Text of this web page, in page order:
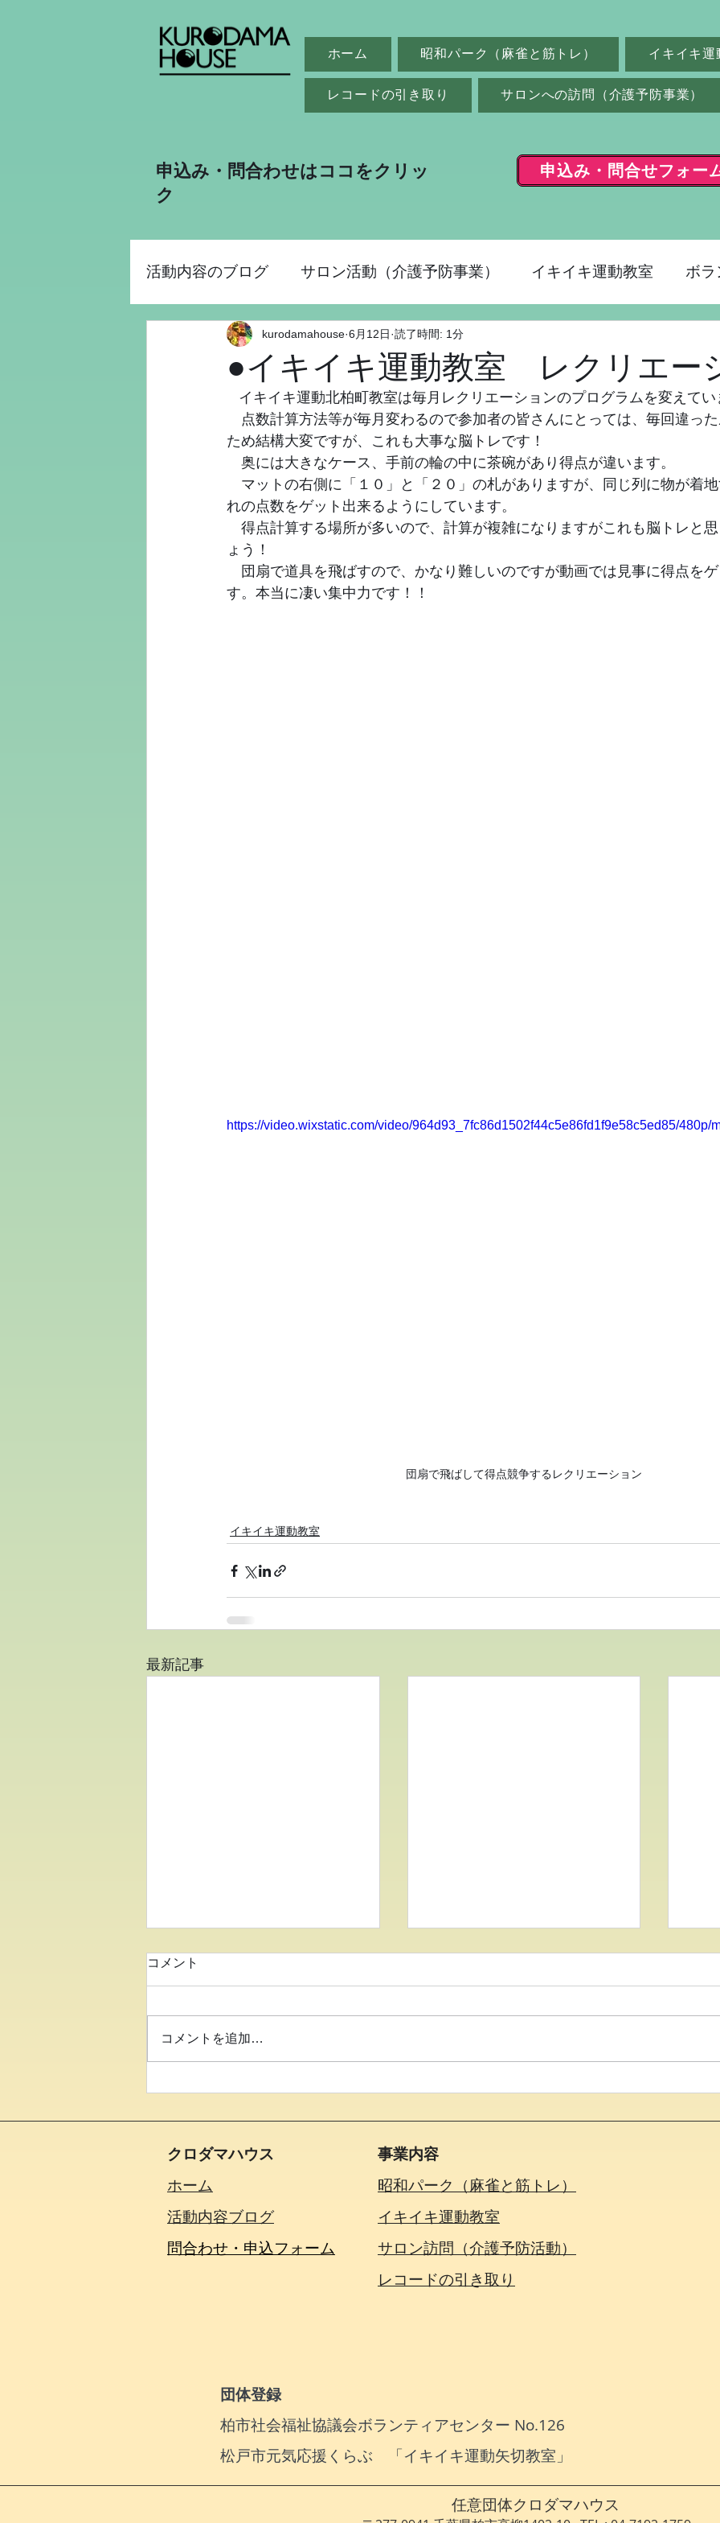
ホーム 昭和パーク（麻雀と筋トレ） イキイキ運
レコードの引き取り サロンへの訪問（介護予防事業）
申込み・問合わせはココをクリッ
ク
申込み・問合せフォー
活動内容のブログ サロン活動（介護予防事業） イキイキ運動教室 ボラ
助成金事業 昭和パーク（麻雀）
●イキイキ運動教室 レクリエー
kurodamahouse 6月12日 読了時間: 1分
イキイキ運動北柏町教室は毎月レクリエーションのプログラムを変えてい
点数計算方法等が毎月変わるので参加者の皆さんにとっては、毎回違っ
ため結構大変ですが、これも大事な脳トレです！
奥には大きなケース、手前の輪の中に茶碗があり得点が違います。
マットの右側に「１０」と「２０」の札がありますが、同じ列に物が着
れの点数をゲット出来るようにしています。
得点計算する場所が多いので、計算が複雑になりますがこれも脳トレと
ょう！
団扇で道具を飛ばすので、かなり難しいのですが動画では見事に得点をゲ
す。本当に凄い集中力です！！
https://video.wixstatic.com/video/964d93_7fc86d1502f44c5e86fd1f9e58c5ed85/480p/
団扇で飛ばして得点競争するレクリエーション
イキイキ運動教室
最新記事
コメント
コメントを追加…
クロダマハウス
ホーム
活動内容​ブログ​
問合わせ・申込フォーム
事業内容
昭和パーク（麻雀と筋トレ）
イキイキ運動教室
サロン訪問（介護予防活動）
​レコードの引き取り
団体登録
柏市社会福祉協議会ボランティアセンター No.126
松戸市元気応援くらぶ 「イキイキ運動矢切教室」
​任意団体クロダマハウス